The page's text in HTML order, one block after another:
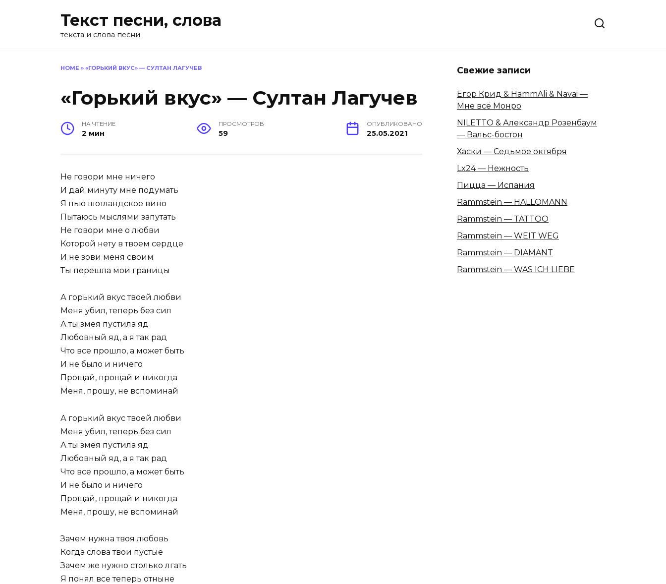
Текст песни, слова
текста и слова песни
HOME » «ГОРЬКИЙ ВКУС» — СУЛТАН ЛАГУЧЕВ
«Горький вкус» — Султан Лагучев
НА ЧТЕНИЕ
2 мин
ПРОСМОТРОВ
59
ОПУБЛИКОВАНО
25.05.2021
Не говори мне ничего
И дай минуту мне подумать
Я пью шотландское вино
Пытаюсь мыслями запутать
Не говори мне о любви
Которой нету в твоем сердце
И не зови меня своим
Ты перешла мои границы
А горький вкус твоей любви
Меня убил, теперь без сил
А ты змея пустила яд
Любовный яд, а я так рад
Что все прошло, а может быть
И не было и ничего
Прощай, прощай и никогда
Меня, прошу, не вспоминай
А горький вкус твоей любви
Меня убил, теперь без сил
А ты змея пустила яд
Любовный яд, а я так рад
Что все прошло, а может быть
И не было и ничего
Прощай, прощай и никогда
Меня, прошу, не вспоминай
Зачем нужна твоя любовь
Когда слова твои пустые
Зачем же нужно столько лгать
Я понял все теперь отныне
Свежие записи
Егор Крид & HammAli & Navai —
Мне всё Монро
NILETTO & Александр Розенбаум
— Вальс-бостон
Хаски — Седьмое октября
Lx24 — Нежность
Пицца — Испания
Rammstein — HALLOMANN
Rammstein — TATTOO
Rammstein — WEIT WEG
Rammstein — DIAMANT
Rammstein — WAS ICH LIEBE